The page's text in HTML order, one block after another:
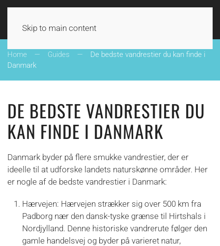
Skip to main content
UDE I DANMARK
Home Guides
De bedste vandrestier du kan finde i
Danmark
DE BEDSTE VANDRESTIER DU
KAN FINDE I DANMARK
Danmark byder på flere smukke vandrestier, der er
ideelle til at udforske landets naturskønne områder. Her
er nogle af de bedste vandrestier i Danmark:
Hærvejen: Hærvejen strækker sig over 500 km fra
Padborg nær den dansk-tyske grænse til Hirtshals i
Nordjylland. Denne historiske vandrerute følger den
gamle handelsvej og byder på varieret natur,